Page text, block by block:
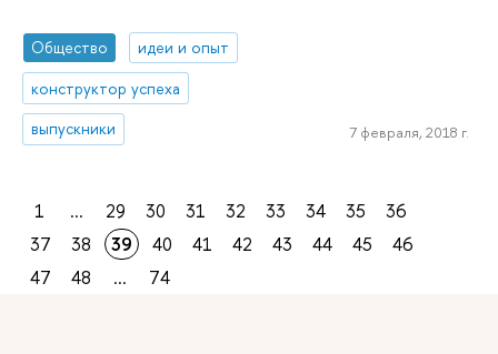
Общество
идеи и опыт
конструктор успеха
выпускники
7 февраля, 2018 г.
1 ... 29 30 31 32 33 34 35
36
37
38 39 40 41 42 43 44 45
46
47
48 ... 74